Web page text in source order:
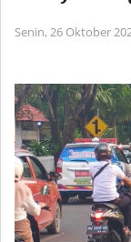
Senin, 26 Oktober